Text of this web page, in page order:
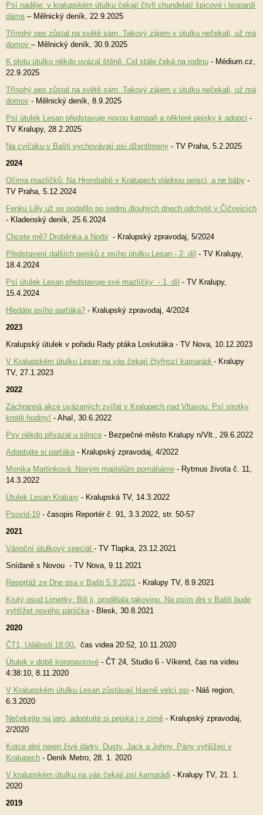
Psí naděje: v kralupském útulku čekají čtyři chundelatí špicové i leopardí
dáma– Mělnický deník, 22.9.2025
Třínohý pes zůstal na světě sám. Takový zájem v útulku nečekali, už má
domov – Mělnický deník, 30.9.2025
K plotu útulku někdo uvázal štěně. Cid stále čeká na rodinu - Médium.cz,
22.9.2025
Třínohý pes zůstal na světě sám. Takový zájem v útulku nečekali, už má
domov - Mělnický deník, 8.9.2025
Psí útulek Lesan představuje novou kampaň a některé pejsky k adopci -
TV Kralupy, 28.2.2025
Na cvičáku v Bašti vychovávají psí džentlmeny - TV Praha, 5.2.2025
2024
Očima mazlíčků: Na Hrombabě v Kralupech vládnou pejsci, a ne báby -
TV Praha, 5.12.2024
Fenku Lilly už se podařilo po sedmi dlouhých dnech odchytit v Číčovicích
- Kladenský deník, 25.6.2024
Chcete mě? Droběnka a Norbi - Kralupský zpravodaj, 5/2024
Představení dalších pejsků z psího útulku Lesan - 2. díl - TV Kralupy,
18.4.2024
Psí útulek Lesan představuje své mazlíčky - 1. díl - TV Kralupy,
15.4.2024
Hledáte psího parťáka? - Kralupský zpravodaj, 4/2024
2023
Kralupský útulek v pořadu Rady ptáka Loskutáka - TV Nova, 10.12.2023
V Kralupském útulku Lesan na vás čekají čtyřnozí kamarádi - Kralupy
TV, 27.1.2023
2022
Záchranná akce uvázaných zvířat v Kralupech nad Vltavou: Psí sirotky
krotili hodiny! - Aha!, 30.6.2022
Psy někdo přivázal u silnice - Bezpečné město Kralupy n/Vlt., 29.6.2022
Adoptujte si parťáka- Kralupský zpravodaj, 4/2022
Monika Martinková: Novým majitelům pomáháme - Rytmus života č. 11,
14.3.2022
Útulek Lesan Kralupy - Kralupská TV, 14.3.2022
Psovid-19 - časopis Reportér č. 91, 3.3.2022, str. 50-57
2021
Vánoční útulkový speciál - TV Tlapka, 23.12.2021
Snídaně s Novou - TV Nova, 9.11.2021
Reportáž ze Dne psa v Bašti 5.9.2021 - Kralupy TV, 8.9.2021
Krutý osud Limetky: Bili ji, prodělala rakovinu. Na psím dni v Bašti bude
vyhlížet nového páníčka- Blesk, 30.8.2021
2020
ČT1, Události 18:00, čas videa 20:52, 10.11.2020
Útulek v době koronavirové - ČT 24, Studio 6 - Víkend, čas na videu
4:38:10, 8.11.2020
V Kralupském útulku Lesan zůstávají hlavně velcí psi - Náš region,
6.3.2020
Nečekejte na jaro, adoptujte si pejska i v zimě - Kralupský zpravodaj,
2/2020
Kotce plní nejen živé dárky. Dusty, Jack a Johny. Pány vyhlížejí v
Kralupech - Deník Metro, 28. 1. 2020
V kralupském útulku na vás čekají psí kamarádi - Kralupy TV, 21. 1.
2020
2019